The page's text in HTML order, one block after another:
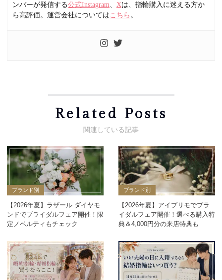
ンバーが発信する公式Instagram Xは、指輪購入に迷える方か
ら高評価。運営会社については こちら 。
Related Posts
ブランド別
【2026年夏】ラザール ダイヤモ
ンドでブライダルフェア開催！限
定ノベルティもチェック
ブランド別
【2026年夏】アイプリモでブラ
イダルフェア開催！選べる購入特
典＆4,000円分の来店特典も